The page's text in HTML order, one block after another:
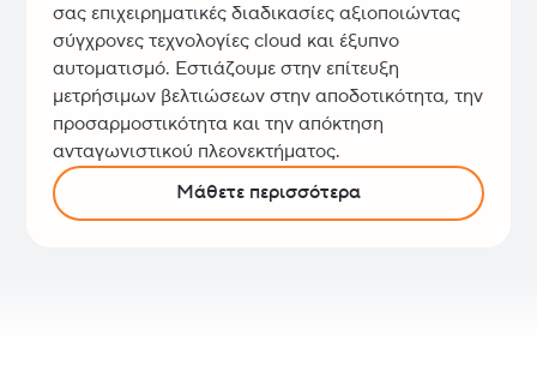
σας επιχειρηματικές διαδικασίες αξιοποιώντας
σύγχρονες τεχνολογίες cloud και έξυπνο
αυτοματισμό. Εστιάζουμε στην επίτευξη
μετρήσιμων βελτιώσεων στην αποδοτικότητα, την
προσαρμοστικότητα και την απόκτηση
ανταγωνιστικού πλεονεκτήματος.
Μάθετε περισσότερα